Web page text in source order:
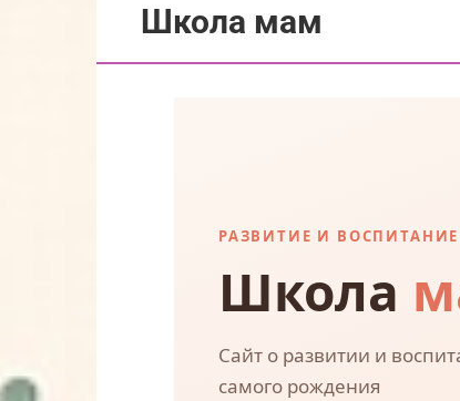
Школа мам
РАЗВИТИЕ И ВОСПИТАНИЕ
Школа
Сайт о развитии и
самого рождения